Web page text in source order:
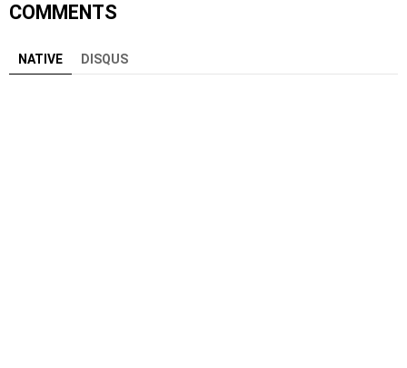
COMMENTS
NATIVE DISQUS